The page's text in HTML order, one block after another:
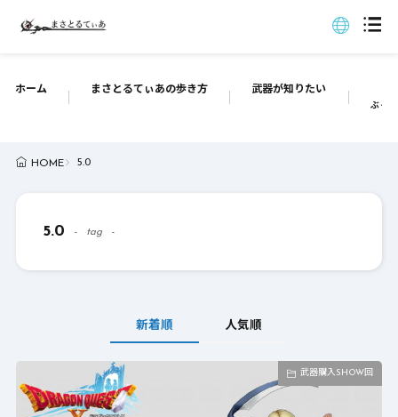
ホーム まさとるてぃあの歩き方 武器が知りたい
ぶっ
HOME 5.0
5.0 tag
新着順 人気順
武器購入SHOW回